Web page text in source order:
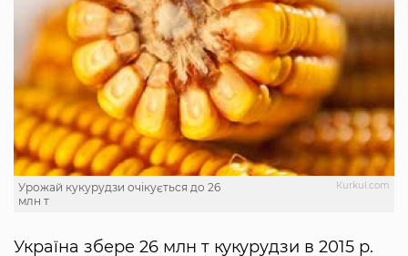
Кurkul.com
Урожай кукурудзи очікується до 26
млн т
Україна збере 26 млн т кукурудзи в 2015 р.